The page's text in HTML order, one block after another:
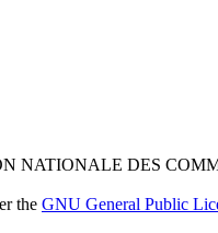
NATIONALE DES
the GNU General Public